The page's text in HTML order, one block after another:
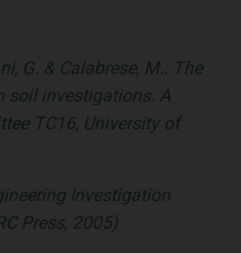
G. & Calabrese, M.: The
soil investigations. A
TC16, University of
Investigation
Press, 2005)